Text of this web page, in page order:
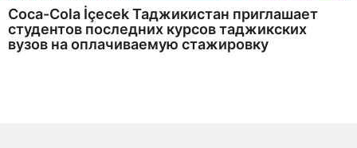
Coca-Cola İçecek Таджикистан приглашает
студентов последних курсов таджикских
вузов на оплачиваемую стажировку